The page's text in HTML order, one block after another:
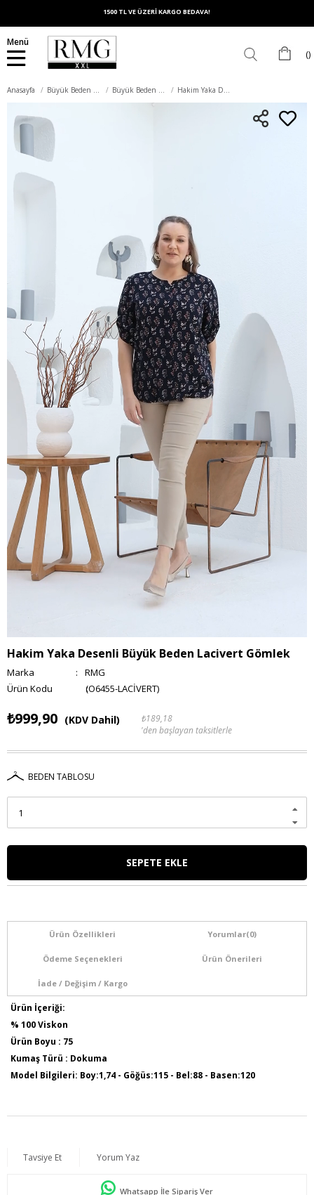
1500 TL VE ÜZERİ KARGO BEDAVA!
Menü
Anasayfa Büyük Beden Üst Giyim Büyük Beden Gömlek Hakim Yaka Desenli Büyük Beden Lacivert Gömlek
Hakim Yaka Desenli Büyük Beden Lacivert Gömlek
Marka :
RMG
(O6455-LACİVERT)
₺999,90 (KDV Dahil)
₺189,18
'den başlayan taksitlerle
BEDEN TABLOSU
Ürün Özellikleri Yorumlar(0)
Ödeme Seçenekleri Ürün Önerileri
İade / Değişim / Kargo
Ürün İçeriği:
% 100 Viskon
Ürün Boyu : 75
Kumaş Türü : Dokuma
Model Bilgileri: Boy:1,74 - Göğüs:115 - Bel:88 - Basen:120
Tavsiye Et Yorum Yaz
Whatsapp İle Sipariş Ver